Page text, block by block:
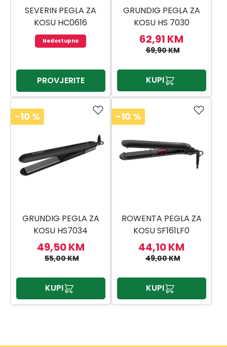
SEVERIN PEGLA ZA
KOSU HC0616
Nedostupno
PROVJERITE
GRUNDIG PEGLA ZA
KOSU HS 7030
62,91 KM
69,90 KM
KUPI
-10 %
GRUNDIG PEGLA ZA
KOSU HS7034
49,50 KM
55,00 KM
KUPI
-10 %
ROWENTA PEGLA ZA
KOSU SF161LF0
44,10 KM
49,00 KM
KUPI